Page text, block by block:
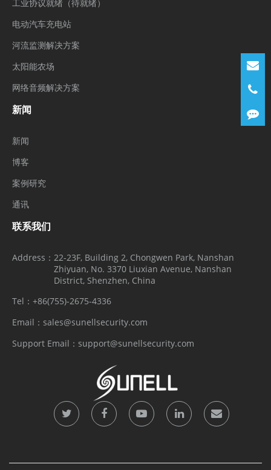
工业协议就绪（待就绪）
电动汽车充电站
河流监测解决方案
太阳能农场
网络音频解决方案
新闻
新闻
博客
案例研究
通讯
联系我们
Address： 22-23F, Building 2, Chongwen Park, Nanshan
Zhiyuan, No. 3370 Liuxian Avenue, Nanshan
District, Shenzhen, China
Tel： +86(755)-2675-4336
Email： sales@sunellsecurity.com
Support Email： support@sunellsecurity.com